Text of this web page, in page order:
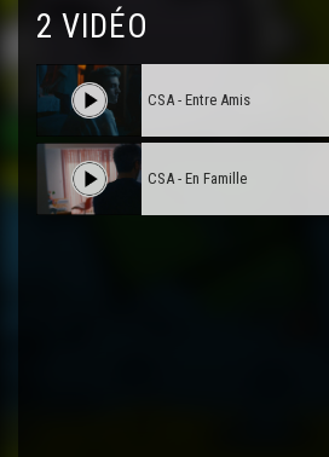
2 VIDÉO
CSA - Entre Amis
CSA - En Famille